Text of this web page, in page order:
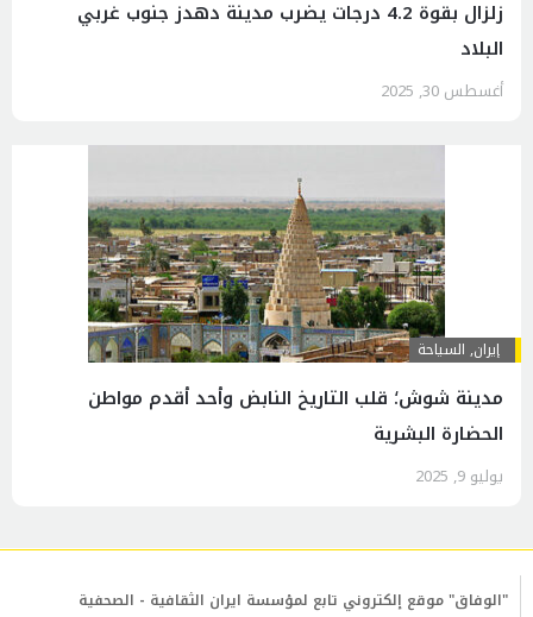
زلزال بقوة 4.2 درجات يضرب مدينة دهدز جنوب غربي
البلاد
أغسطس 30, 2025
إيران, السياحة
مدينة شوش؛ قلب التاريخ النابض وأحد أقدم مواطن
الحضارة البشرية
يوليو 9, 2025
"الوفاق" موقع إلكتروني تابع لمؤسسة ايران الثقافية - الصحفية